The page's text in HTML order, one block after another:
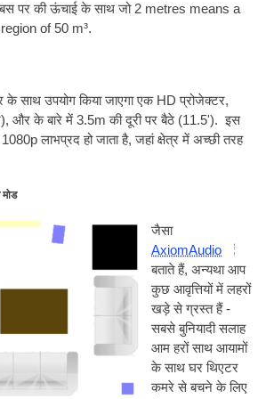
बस पर की ऊंचाई के साथ जो 2 metres means a
of 50 m³.
साथ उपयोग किया जाएगा एक HD प्रोजेक्टर,
और के बारे में 3.5m की दूरी पर बैठे (11.5'). इस
लाभप्रद हो जाता है, जहां क्षेत्र में अच्छी तरह
जैसा
AxiomAudio
बताते हैं, अन्यथा आप
कुछ आवृत्तियों में लहरों
खड़े से ग्रस्त हैं -
सबसे बुनियादी सलाह
आम हरों साथ आयामों
के साथ घर थिएटर
कमरे से बचने के लिए